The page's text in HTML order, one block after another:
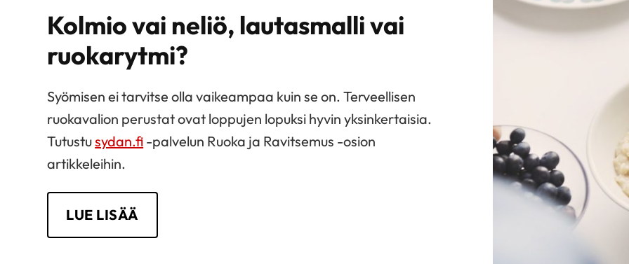
Kolmio vai neliö, lautasmalli vai
ruokarytmi?
Syömisen ei tarvitse olla vaikeampaa kuin se on. Terveellisen
ruokavalion perustat ovat loppujen lopuksi hyvin yksinkertaisia.
Tutustusydan.fi -palvelun Ruoka ja Ravitsemus -osion
artikkeleihin.
LUE LISÄÄ